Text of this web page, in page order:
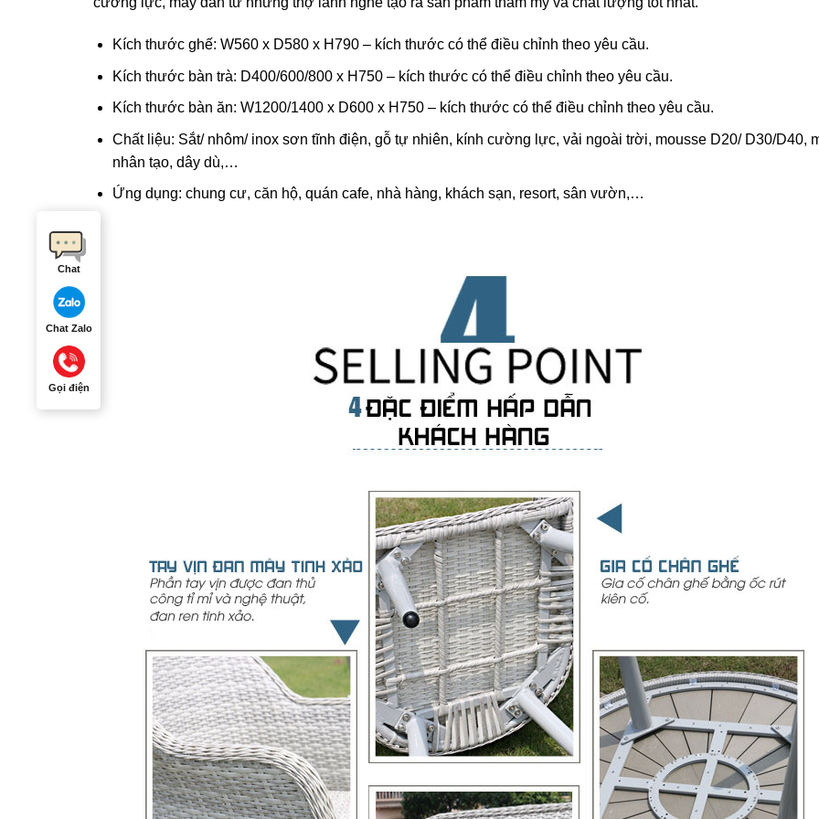
Kích thước ghế: W560 x D580 x H790 – kích thước có thể điều chỉnh theo yêu cầu.
Kích thước bàn trà: D400/600/800 x H750 – kích thước có thể điều chỉnh theo yêu cầu.
Kích thước bàn ăn: W1200/1400 x D600 x H750 – kích thước có thể điều chỉnh theo yêu cầu.
Chất liệu: Sắt/ nhôm/ inox sơn tĩnh điện, gỗ tự nhiên, kính cường lực, vải ngoài trời, mousse D20/ D30/D40,
nhân tạo, dây dù,…
Ứng dụng: chung cư, căn hộ, quán cafe, nhà hàng, khách sạn, resort, sân vườn,…
Chat
Chat Zalo
Gọi điện